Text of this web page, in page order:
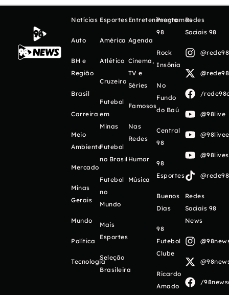
Notícias
Auto
BH e
Região
Brasil
Carreira
Meio
Ambiente
Mercado
Minas
Gerais
Mundo
Política
Tecnologia
Esportes
América
Atlético
Cruzeiro
Futebol
em
Minas
Futebol
no Brasil
Futebol
no
Mundo
Mais
Esportes
Seleção
Brasileira
Entretenimento
Agenda
Cinema,
TV e
Séries
Famosos
Nas
Redes
Humor
Música
Programas
98
Rock
Insônia
No
Fundo
do Baú
Central
98
98
Esportes
Buenos
Días
98
Futebol
Clube
Ricardo
Amado
Redes
Sociais 98
/
@98live
Redes
Sociais 98
News
/